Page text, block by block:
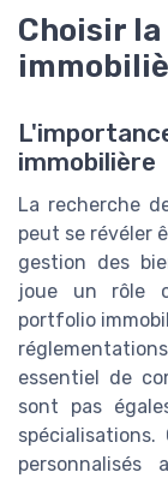
Choisir la
immobilière
La recherche
peut se révéler
gestion des
joue un rôle
portfolio
essentiel de
sont pas